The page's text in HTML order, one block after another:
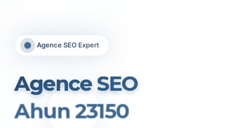
Agence SEO Expert
Agence SEO
Ahun 23150